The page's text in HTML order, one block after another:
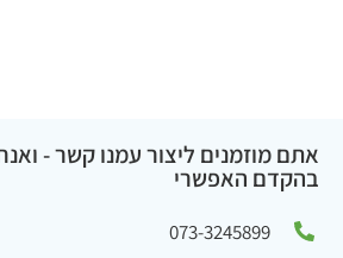
אתם מוזמנים ליצור עמנו קשר -
בהקדם האפשרי
073-3245899